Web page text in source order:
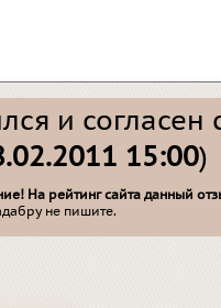
и согласен
15:00)
На рейтинг сайта данный
не пишите.